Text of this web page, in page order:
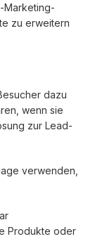
Marketing-
zu erweitern
dazu
wenn sie
zur Lead-
verwenden,
Produkte oder